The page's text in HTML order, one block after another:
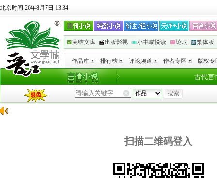
北京时间 26年8月7日 13:34
完结文库 出版影视 小书喵悦读 论坛 繁体版
作品库 排行榜 评论频道 作者专区 版权专
古代言
扫描二维码登入